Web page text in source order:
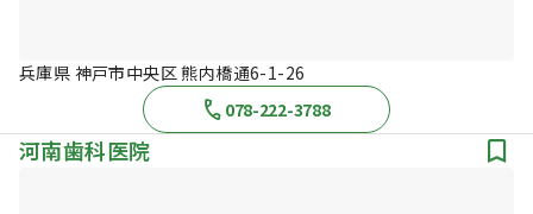
兵庫県 神戸市中央区 熊内橋通6-1-26
078-222-3788
河南歯科医院